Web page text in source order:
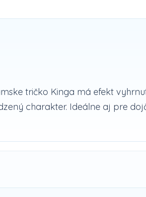
tričko Kinga má efekt
charakter. Ideálne aj pre